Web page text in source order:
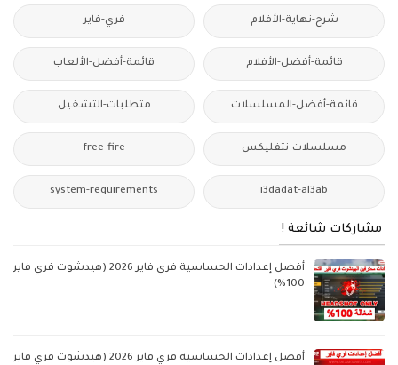
شرح-نهاية-الأفلام فري-فاير
قائمة-أفضل-الأفلام قائمة-أفضل-الألعاب
قائمة-أفضل-المسلسلات متطلبات-التشغيل
مسلسلات-نتفليكس free-fire
i3dadat-al3ab
system-requirements
مشاركات شائعة !
أفضل إعدادات الحساسية فري فاير 2026 (هيدشوت فري فاير
100%)
أفضل إعدادات الحساسية فري فاير 2026 (هيدشوت فري فاير